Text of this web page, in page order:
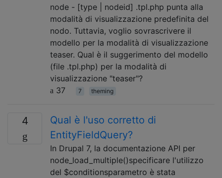
node - [type | nodeid] .tpl.php punta alla
modalità di visualizzazione predefinita del
nodo. Tuttavia, voglio sovrascrivere il
modello per la modalità di visualizzazione
teaser. Qual è il suggerimento del modello
(file .tpl.php) per la modalità di
visualizzazione "teaser"?
37
7 theming
4
Qual è l'uso corretto di
EntityFieldQuery?
In Drupal 7, la documentazione API per
node_load_multiple()specificare l'utilizzo
del $conditionsparametro è stata